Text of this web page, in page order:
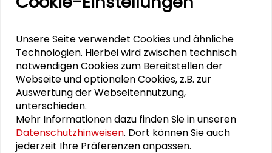
Schlüsseltexte für die Wirtschaft von morgen
Zusammen mehr erreichen – Zukunftsbündnis im
Dialog
Schader-Festival 2026
25. Runder Tisch Wissenschaftsstadt Darmstadt
Unsere Seite verwendet Cookies und ähnliche
Technologien. Hierbei wird zwischen technisch
notwendigen Cookies zum Bereitstellen der
Webseite und optionalen Cookies, z.B. zur
Auswertung der Webseitennutzung,
unterschieden.
Mehr Informationen dazu finden Sie in unseren
Datenschutzhinweisen. Dort können Sie auch
jederzeit Ihre Präferenzen anpassen.